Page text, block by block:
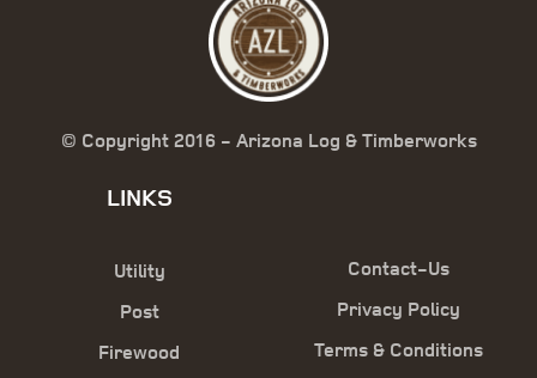
© Copyright 2016 - Arizona Log & Timberworks
LINKS
Utility
Post
Firewood
Contact-Us
Privacy Policy
Terms & Conditions